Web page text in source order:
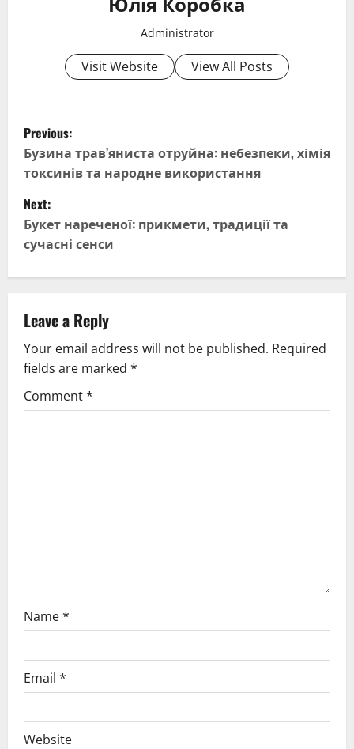
Administrator
Visit Website View All Posts
P
o
s
t
n
v
i
g
Previous:
Бузина трав’яниста отруйна: небезпеки, хімія
токсинів та народне використання
Next:
Букет нареченої: прикмети, традиції та
сучасні сенси
Leave a Reply
Your email address will not be published. Required
fields are marked *
Comment*
Name*
Email *
Website